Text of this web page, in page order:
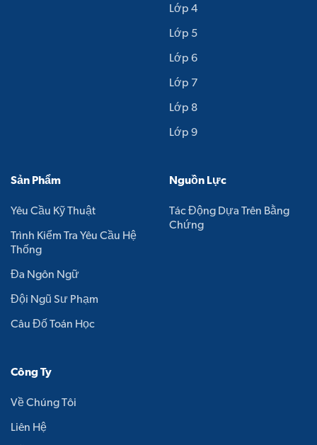
Lớp 4
Lớp 5
Lớp 6
Lớp 7
Lớp 8
Lớp 9
Sản Phẩm
Yêu Cầu Kỹ Thuật
Trình Kiểm Tra Yêu Cầu Hệ
Thống
Đa Ngôn Ngữ
Đội Ngũ Sư Phạm
Câu Đố Toán Học
Nguồn Lực
Tác Động Dựa Trên Bằng
Chứng
Công Ty
Về Chúng Tôi
Liên Hệ